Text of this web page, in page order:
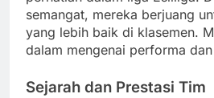
semangat, mereka berjuang
yang lebih baik di klasemen.
dalam mengenai performa
Sejarah dan Prestasi Tim